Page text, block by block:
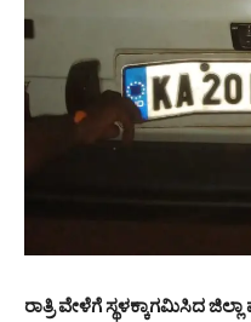
ರಾತ್ರಿ ವೇಳೆಗೆ ಸ್ಥಳಕ್ಕಾಗಮಿಸಿದ